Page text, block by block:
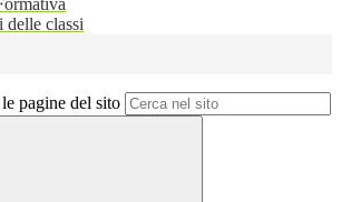
delle classi
pagine del sito